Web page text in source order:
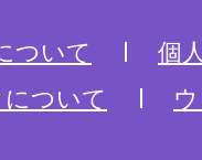
ついて
個
について